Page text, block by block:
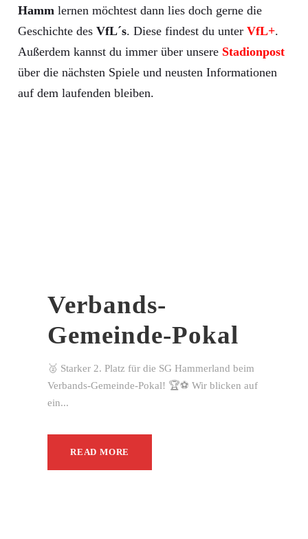
Hamm lernen möchtest dann lies doch gerne die
Geschichte des VfL´s. Diese findest du unter VfL+.
Außerdem kannst du immer über unsere Stadionpost
über die nächsten Spiele und neusten Informationen
auf dem laufenden bleiben.
Verbands-
Gemeinde-Pokal
🥈 Starker 2. Platz für die SG Hammerland beim
Verbands-Gemeinde-Pokal! 🏆⚽ Wir blicken auf
ein...
READ MORE